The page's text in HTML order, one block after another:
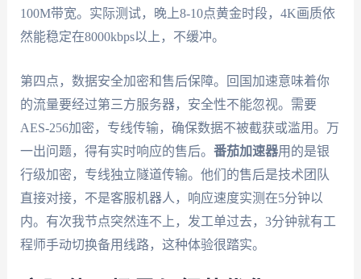
100M带宽。实际测试，晚上8-10点黄金时段，4K画质依
然能稳定在8000kbps以上，不缓冲。
第四点，数据安全加密和售后保障。回国加速意味着你
的流量要经过第三方服务器，安全性不能忽视。需要
AES-256加密，专线传输，确保数据不被截获或滥用。万
一出问题，得有实时响应的售后。 番茄加速器用的是银
行级加密，专线独立隧道传输。他们的售后是技术团队
直接对接，不是客服机器人，响应速度实测在5分钟以
内。有次我节点突然连不上，发工单过去，3分钟就有工
程师手动切换备用线路，这种体验很踏实。